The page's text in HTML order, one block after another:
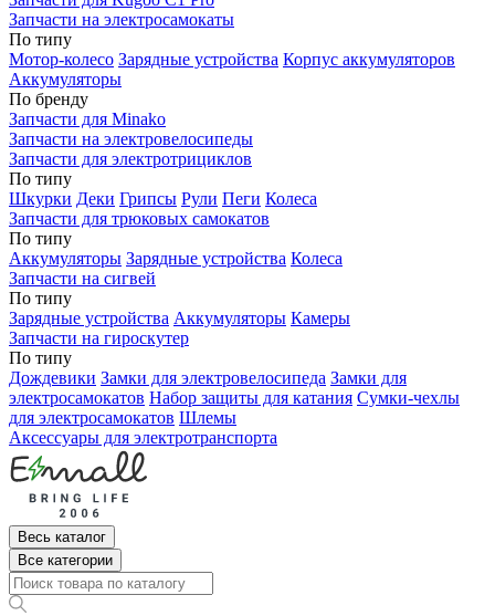
Запчасти на электросамокаты
По типу
Мотор-колесо Зарядные устройства Корпус аккумуляторов
Аккумуляторы
По бренду
Запчасти для Minako
Запчасти на электровелосипеды
Запчасти для электротрициклов
По типу
Шкурки Деки Грипсы Рули Пеги Колеса
Запчасти для трюковых самокатов
По типу
Аккумуляторы Зарядные устройства Колеса
Запчасти на сигвей
По типу
Зарядные устройства Аккумуляторы Камеры
Запчасти на гироскутер
По типу
Дождевики Замки для электровелосипеда Замки для
электросамокатов Набор защиты для катания Сумки-чехлы
для электросамокатов Шлемы
Аксессуары для электротранспорта
Весь каталог
Все категории